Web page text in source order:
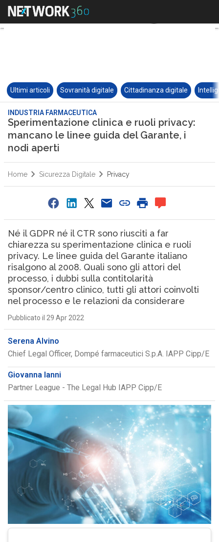
Ultimi articoli Sovranità digitale Cittadinanza digitale
INDUSTRIA FARMACEUTICA
Sperimentazione clinica e ruoli privacy:
mancano le linee guida del Garante, i
nodi aperti
Home Sicurezza Digitale Privacy
Né il GDPR né il CTR sono riusciti a far
chiarezza su sperimentazione clinica e ruoli
privacy. Le linee guida del Garante italiano
risalgono al 2008. Quali sono gli attori del
processo, i dubbi sulla contitolarità
sponsor/centro clinico, tutti gli attori coinvolti
nel processo e le relazioni da considerare
Pubblicato il 29 Apr 2022
Serena Alvino
Chief Legal Officer, Dompé farmaceutici S.p.A. IAPP Cipp/E
Giovanna Ianni
Partner League - The Legal Hub IAPP Cipp/E